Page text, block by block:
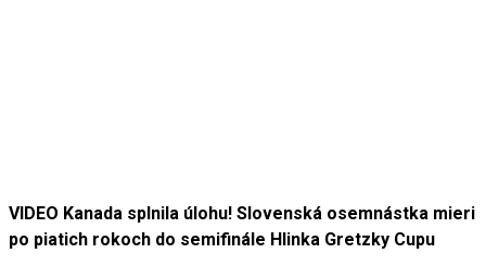
VIDEO Kanada splnila úlohu! Slovenská osemnástka mieri
po piatich rokoch do semifinále Hlinka Gretzky Cupu